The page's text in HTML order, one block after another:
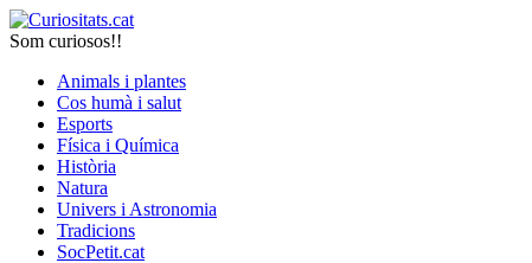
Som curiosos!!
Animals i plantes
Cos humà i salut
Esports
Física i Química
Història
Natura
Univers i Astronomia
Tradicions
SocPetit.cat